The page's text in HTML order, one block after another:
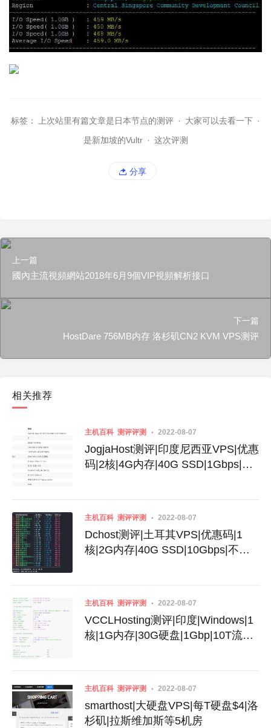
标签： 上次站里有篇文章是日本节点的测评 · 大家可以去看一下 ·
是新加坡的Vultr · 这次评测
分享
上一篇
國內主流視頻網站2018年6月9個VIP視頻解析接口
下一篇
HostDare 756MB内存 洛杉矶CN2 KVM VPS测评
相关推荐
主机百科 测评评测 2022-08-07
JogjaHost测评|印度尼西亚VPS|优惠
码|2核|4G内存|40G SSD|1Gbps|不
主机百科 测评评测 2022-08-07
Dchost测评|土耳其VPS|优惠码|1
核|2G内存|40G SSD|10Gbps|不限
主机百科 测评评测 2022-08-07
VCCLHosting测评|印度|Windows|1
核|1G内存|30G硬盘|1Gbp|10T流量|
主机百科 测评评测 2022-08-07
smarthost|大硬盘VPS|每T硬盘$4|洛
杉矶|拉斯维加斯等5机房